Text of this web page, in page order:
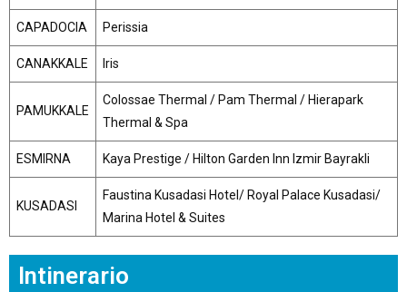
CAPADOCIA Perissia
CANAKKALE Iris
PAMUKKALE
Colossae Thermal / Pam Thermal / Hierapark
Thermal & Spa
ESMIRNA Kaya Prestige / Hilton Garden Inn Izmir Bayrakli
KUSADASI
Faustina Kusadasi Hotel/ Royal Palace Kusadasi/
Marina Hotel & Suites
Intinerario